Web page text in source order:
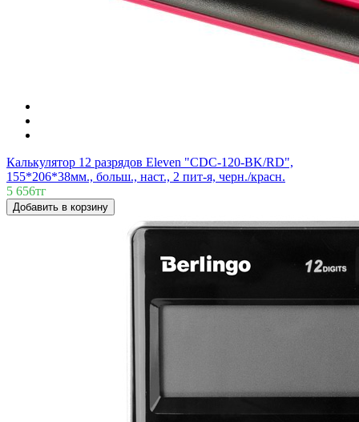
Калькулятор 12 разрядов Eleven "CDC-120-BK/RD",
155*206*38мм., больш., наст., 2 пит-я, черн./красн.
5 656тг
Добавить в корзину